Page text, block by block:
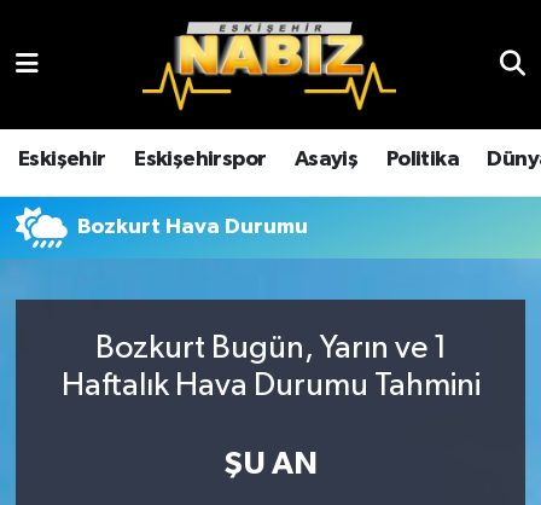
Eskişehir Eskişehirspor Asayiş Politika
Bozkurt Hava Durumu
Bozkurt Bugün, Yarın ve 1
Haftalık Hava Durumu Tahmini
ŞU AN
Çevre
Dünya
Ekonomi
Eskişehir
Eskişehir Hava Durumu
Eskişehir Trafik Yoğunluk Haritası
TFF 3.Lig 4.Grup Puan Durumu ve Fikstür
Son Dakika Haberleri
Haber Arşivi